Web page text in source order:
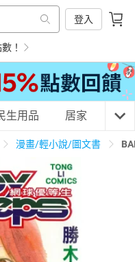
登入
！
生保健 民生用品
動休閒 親子玩具
生用品 居家 3C
漫畫/輕小說/圖文書